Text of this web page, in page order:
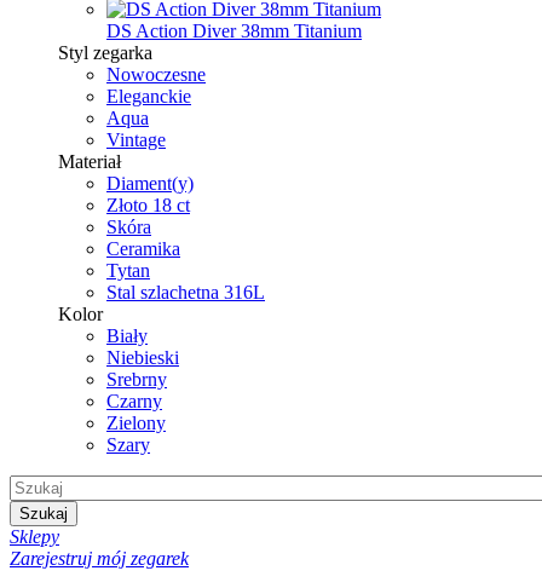
DS Action Diver 38mm Titanium
Styl zegarka
Nowoczesne
Eleganckie
Aqua
Vintage
Materiał
Diament(y)
Złoto 18 ct
Skóra
Ceramika
Tytan
Stal szlachetna 316L
Kolor
Biały
Niebieski
Srebrny
Czarny
Zielony
Szary
Szukaj
Sklepy
Zarejestruj mój zegarek